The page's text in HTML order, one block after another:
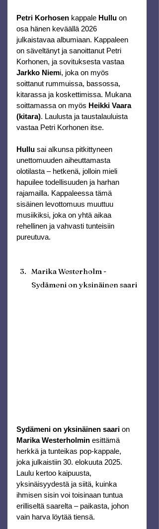
Petri Korhosen kappale Hullu on
osa hänen keväällä 2026
julkaistavaa albumiaan. Kappaleen
on säveltänyt ja sanoittanut Petri
Korhonen, ja sovituksesta vastaa
Jarkko Niemi, joka on myös
soittanut rummuissa, bassossa,
kitarassa ja koskettimissa. Mukana
soittamassa on myös Heikki Vaara
(kitara). Laulusta ja taustalauluista
vastaa Petri Korhonen itse.
Hullu sai alkunsa pitkittyneen
unettomuuden aiheuttamasta
olotilasta – hetkenä, jolloin mieli
hapuilee todellisuuden ja harhan
rajamailla. Kappaleessa tämä
sisäinen levottomuus muuttuu
musiikiksi, joka on yhtä aikaa
rehellinen ja vahvasti tunteisiin
pureutuva.
Marika Westerholm -
Sydämeni on yksinäinen saari
Sydämeni on yksinäinen saari on
Marika Westerholmin esittämä
herkkä ja tunteikas pop-kappale,
joka julkaistiin 30. elokuuta 2025.
Laulu kertoo kaipuusta,
yksinäisyydestä ja siitä, kuinka
ihmisen sisin voi toisinaan tuntua
erilliseltä saarelta – paikasta, johon
vain harva löytää tiensä.